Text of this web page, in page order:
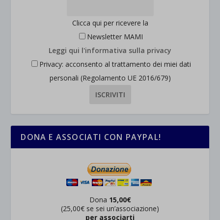
Clicca qui per ricevere la
Newsletter MAMI
Leggi qui l'informativa sulla privacy
Privacy: acconsento al trattamento dei miei dati
personali (Regolamento UE 2016/679)
DONA E ASSOCIATI CON PAYPAL!
Dona 15,00€
(25,00€ se sei un’associazione)
per associarti